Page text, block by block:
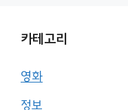
카테고리
영화
정보